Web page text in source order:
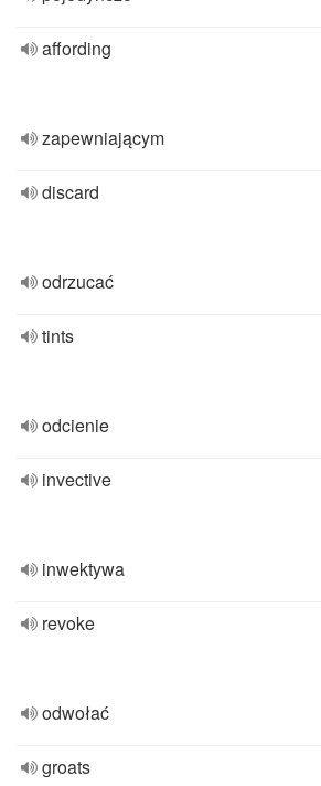
affording
zapewniającym
discard
odrzucać
tints
odcienie
invective
inwektywa
revoke
odwołać
groats